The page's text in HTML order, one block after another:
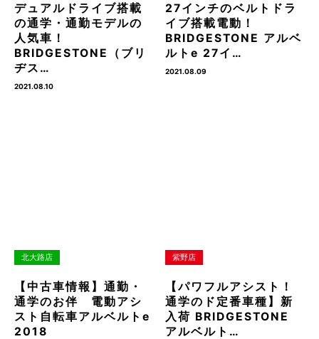
デュアルドライブ搭載
の通学・通勤モデルの
人気車！
BRIDGESTONE（ブリ
ヂス…
2021.08.10
27インチのベルトドラ
イブ搭載電動！
BRIDGESTONE アルベ
ルトe 27イ…
2021.08.09
北大路店
【中古車情報】通勤・
通学のお伴 電動アシ
スト自転車アルベルトe
2018
紫野店
【パワフルアシスト！
通学のド定番車種】新
入荷 BRIDGESTONE
アルベルト…